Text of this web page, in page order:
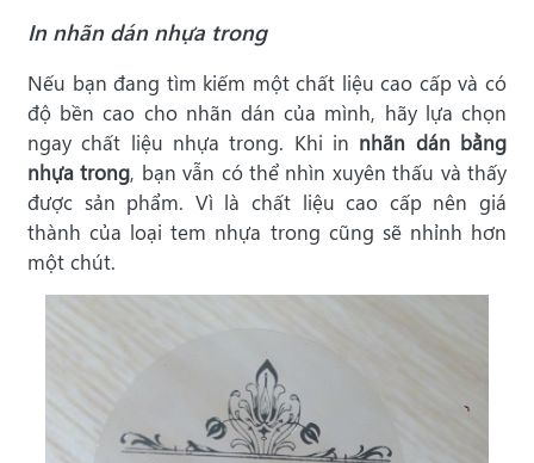
In nhãn dán nhựa trong
Nếu bạn đang tìm kiếm một chất liệu cao cấp và có
độ bền cao cho nhãn dán của mình, hãy lựa chọn
ngay chất liệu nhựa trong. Khi in nhãn dán bằng
nhựa trong, bạn vẫn có thể nhìn xuyên thấu và thấy
được sản phẩm. Vì là chất liệu cao cấp nên giá
thành của loại tem nhựa trong cũng sẽ nhỉnh hơn
một chút.